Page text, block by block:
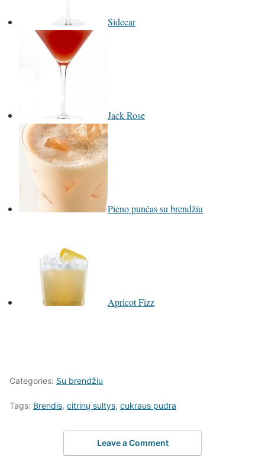
Sidecar
Jack Rose
Pieno punčas su brendžiu
Apricot Fizz
Categories: Su brendžiu
Tags: Brendis, citrinų sultys, cukraus pudra
Leave a Comment